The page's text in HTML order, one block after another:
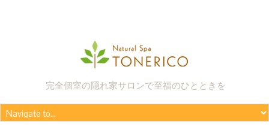
完全個室の隠れ家サロンで至福のひとときを